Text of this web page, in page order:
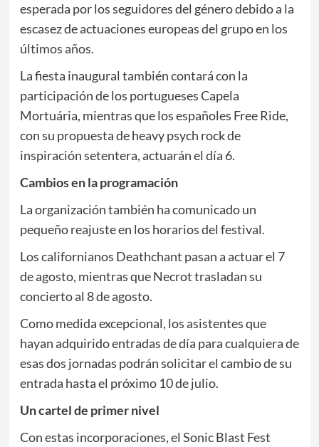
esperada por los seguidores del género debido a la
escasez de actuaciones europeas del grupo en los
últimos años.
La fiesta inaugural también contará con la
participación de los portugueses Capela
Mortuária, mientras que los españoles Free Ride,
con su propuesta de heavy psych rock de
inspiración setentera, actuarán el día 6.
Cambios en la programación
La organización también ha comunicado un
pequeño reajuste en los horarios del festival.
Los californianos Deathchant pasan a actuar el 7
de agosto, mientras que Necrot trasladan su
concierto al 8 de agosto.
Como medida excepcional, los asistentes que
hayan adquirido entradas de día para cualquiera de
esas dos jornadas podrán solicitar el cambio de su
entrada hasta el próximo 10 de julio.
Un cartel de primer nivel
Con estas incorporaciones, el Sonic Blast Fest